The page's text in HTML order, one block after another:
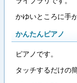
かゆいところに手
かんたんピアノ
ピアノです。
タッチするだけの